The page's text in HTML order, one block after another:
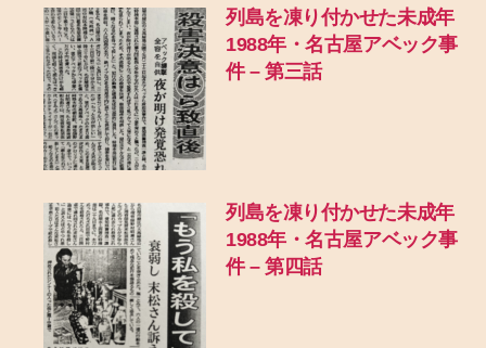
列島を凍り付かせた未成年
1988年・名古屋アベック事
件 – 第三話
列島を凍り付かせた未成年
1988年・名古屋アベック事
件 – 第四話